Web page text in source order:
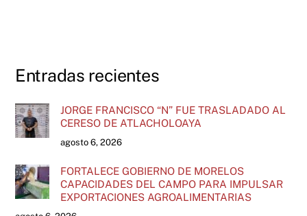
Entradas recientes
JORGE FRANCISCO “N” FUE TRASLADADO AL
CERESO DE ATLACHOLOAYA
agosto 6, 2026
FORTALECE GOBIERNO DE MORELOS
CAPACIDADES DEL CAMPO PARA IMPULSAR
EXPORTACIONES AGROALIMENTARIAS